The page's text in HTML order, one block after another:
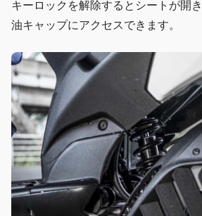
キーロックを解除するとシートが開
油キャップにアクセスできます。